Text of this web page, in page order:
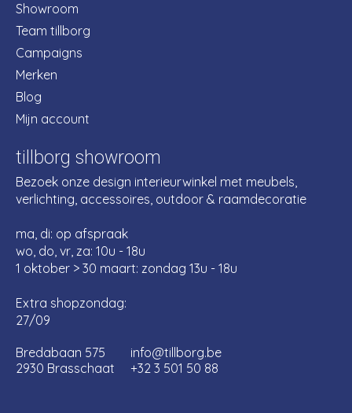
Showroom
Team tillborg
Campaigns
Merken
Blog
Mijn account
tillborg showroom
Bezoek onze design interieurwinkel met meubels,
verlichting, accessoires, outdoor & raamdecoratie
ma, di: op afspraak
wo, do, vr, za: 10u - 18u
1 oktober > 30 maart: zondag 13u - 18u
Extra shopzondag:
27/09
Bredabaan 575
2930 Brasschaat
info@tillborg.be
+32 3 501 50 88